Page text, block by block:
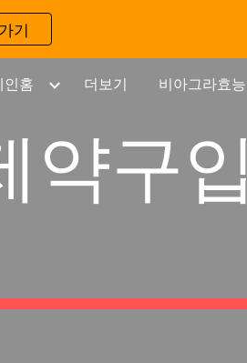
기
인홈 더보기 비아그라효능
약구입